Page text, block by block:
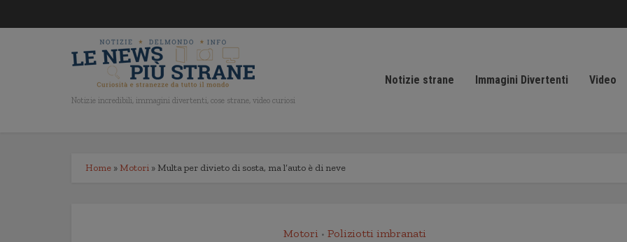
Notizie incredibili, immagini divertenti, cose strane, video curiosi
Notizie strane Immagini Divertenti Video
Home » Motori » Multa per divieto di sosta, ma l’auto è di neve
Motori • Poliziotti imbranati